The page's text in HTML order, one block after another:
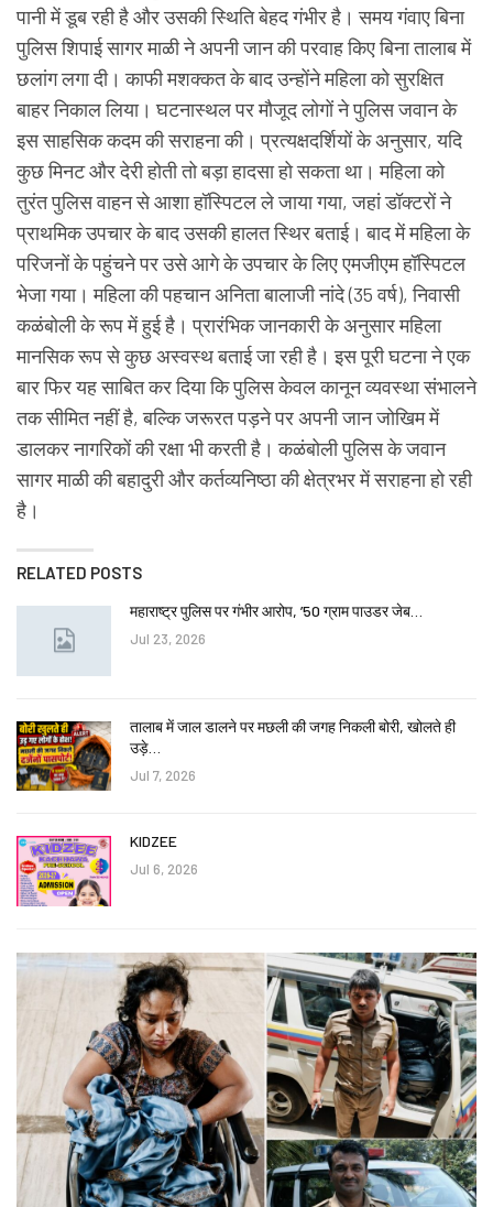
पानी में डूब रही है और उसकी स्थिति बेहद गंभीर है। समय गंवाए बिना
पुलिस शिपाई सागर माळी ने अपनी जान की परवाह किए बिना तालाब में
छलांग लगा दी। काफी मशक्कत के बाद उन्होंने महिला को सुरक्षित
बाहर निकाल लिया। घटनास्थल पर मौजूद लोगों ने पुलिस जवान के
इस साहसिक कदम की सराहना की। प्रत्यक्षदर्शियों के अनुसार, यदि
कुछ मिनट और देरी होती तो बड़ा हादसा हो सकता था। महिला को
तुरंत पुलिस वाहन से आशा हॉस्पिटल ले जाया गया, जहां डॉक्टरों ने
प्राथमिक उपचार के बाद उसकी हालत स्थिर बताई। बाद में महिला के
परिजनों के पहुंचने पर उसे आगे के उपचार के लिए एमजीएम हॉस्पिटल
भेजा गया। महिला की पहचान अनिता बालाजी नांदे (35 वर्ष), निवासी
कळंबोली के रूप में हुई है। प्रारंभिक जानकारी के अनुसार महिला
मानसिक रूप से कुछ अस्वस्थ बताई जा रही है। इस पूरी घटना ने एक
बार फिर यह साबित कर दिया कि पुलिस केवल कानून व्यवस्था संभालने
तक सीमित नहीं है, बल्कि जरूरत पड़ने पर अपनी जान जोखिम में
डालकर नागरिकों की रक्षा भी करती है। कळंबोली पुलिस के जवान
सागर माळी की बहादुरी और कर्तव्यनिष्ठा की क्षेत्रभर में सराहना हो रही
है।
RELATED POSTS
महाराष्ट्र पुलिस पर गंभीर आरोप, ’50 ग्राम पाउडर जेब…
Jul 23, 2026
तालाब में जाल डालने पर मछली की जगह निकली बोरी, खोलते ही
उड़े…
Jul 7, 2026
KIDZEE
Jul 6, 2026